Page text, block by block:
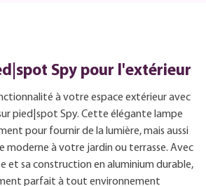
Spy pour l'extérieur
à votre espace extérieur avec
pied|spot Spy. Cette élégante lampe
pour fournir de la lumière, mais aussi
moderne à votre jardin ou terrasse. Avec
et sa construction en aluminium durable,
parfait à tout environnement